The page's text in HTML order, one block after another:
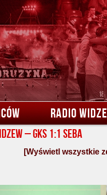
RADIO
– GKS 1:1 Seba
[Wyświetl wszystkie